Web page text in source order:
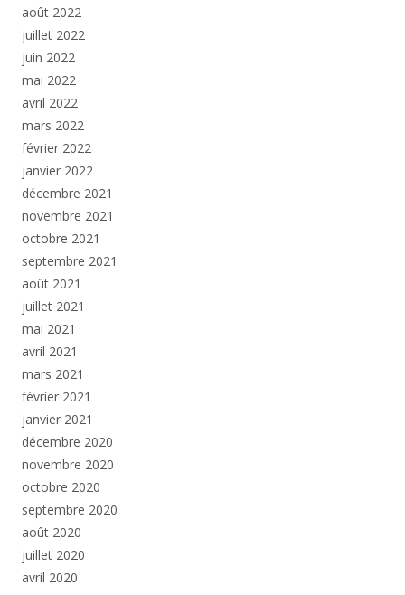
août 2022
juillet 2022
juin 2022
mai 2022
avril 2022
mars 2022
février 2022
janvier 2022
décembre 2021
novembre 2021
octobre 2021
septembre 2021
août 2021
juillet 2021
mai 2021
avril 2021
mars 2021
février 2021
janvier 2021
décembre 2020
novembre 2020
octobre 2020
septembre 2020
août 2020
juillet 2020
avril 2020